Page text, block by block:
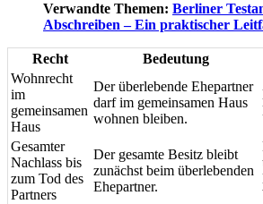
Verwandte Themen: Berliner
Abschreiben – Ein praktischer
Recht Bedeutung
Wohnrecht
im
gemeinsamen
Haus
Der überlebende Ehepartner
darf im gemeinsamen Haus
wohnen bleiben.
Gesamter
Nachlass bis
zum Tod des
Partners
Der gesamte Besitz bleibt
zunächst beim überlebenden
Ehepartner.